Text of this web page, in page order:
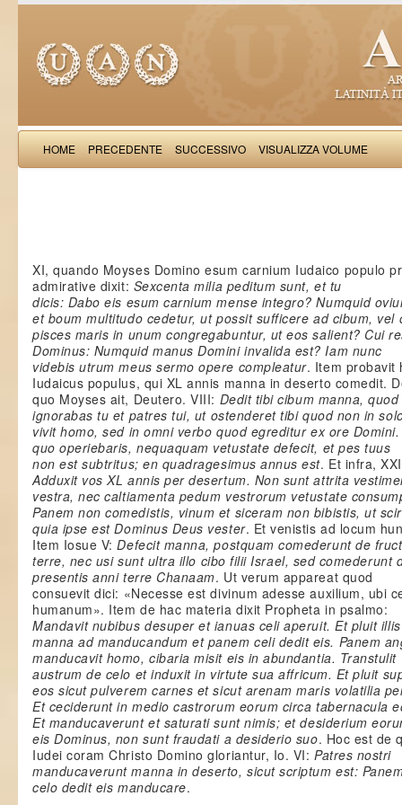
HOME PRECEDENTE SUCCESSIVO VISUALIZZA VOLUME
XI, quando Moyses Domino esum carnium Iudaico populo
admirative dixit: Sexcenta milia peditum sunt, et tu
dicis: Dabo eis esum carnium mense integro? Numquid
et boum multitudo cedetur, ut possit sufficere ad cibum, vel
pisces maris in unum congregabuntur, ut eos salient? Cui
Dominus: Numquid manus Domini invalida est? Iam nunc
videbis utrum meus sermo opere compleatur. Item probavit
Iudaicus populus, qui XL annis manna in deserto comedit.
quo Moyses ait, Deutero. VIII: Dedit tibi cibum manna, quod
ignorabas tu et patres tui, ut ostenderet tibi quod non in
vivit homo, sed in omni verbo quod egreditur ex ore
quo operiebaris, nequaquam vetustate defecit, et pes tuus
non est subtritus; en quadragesimus annus est. Et infra,
Adduxit vos XL annis per desertum. Non sunt attrita
vestra, nec caltiamenta pedum vestrorum vetustate
Panem non comedistis, vinum et siceram non bibistis, ut
quia ipse est Dominus Deus vester. Et venistis ad locum
Item Iosue V:Defecit manna, postquam comederunt de
terre, nec usi sunt ultra illo cibo filii Israel, sed comederunt
presentis anni terre Chanaam. Ut verum appareat quod
consuevit dici: «Necesse est divinum adesse auxilium, ubi
humanum». Item de hac materia dixit Propheta in psalmo:
Mandavit nubibus desuper et ianuas celi aperuit. Et pluit illis
manna ad manducandum et panem celi dedit eis. Panem
manducavit homo, cibaria misit eis in abundantia. Transtulit
austrum de celo et induxit in virtute sua affricum. Et pluit
eos sicut pulverem carnes et sicut arenam maris volatilia
Et ceciderunt in medio castrorum eorum circa tabernacula
Et manducaverunt et saturati sunt nimis; et desiderium
eis Dominus, non sunt fraudati a desiderio suo. Hoc est de
Iudei coram Christo Domino gloriantur, Io. VI:Patres nostri
manducaverunt manna in deserto, sicut scriptum est:
celo dedit eis manducare.